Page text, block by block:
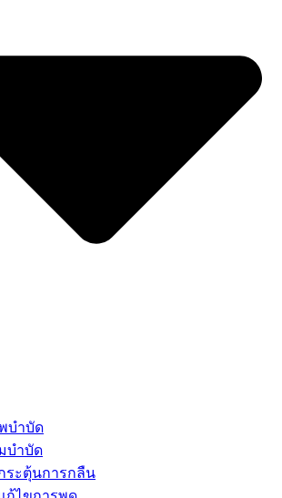
บำบัด
บำบัด
ระตุ้นการกลืน